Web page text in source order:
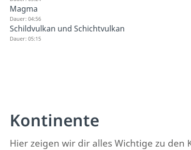
Magma
Dauer: 04:56
Schildvulkan und Schichtvulkan
Dauer: 05:15
Kontinente
Hier zeigen wir dir alles Wichtige zu